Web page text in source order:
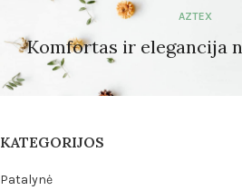
AZTEX
Komfortas ir elegancija
KATEGORIJOS
Patalynė